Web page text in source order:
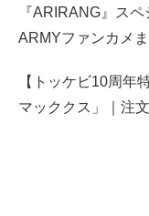
『ARIRANG』ス
ARMYファンカメ
【トッケビ10周年
マッククス」｜注